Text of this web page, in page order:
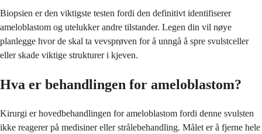
Biopsien er den viktigste testen fordi den definitivt identifiserer
ameloblastom og utelukker andre tilstander. Legen din vil nøye
planlegge hvor de skal ta vevsprøven for å unngå å spre svulstceller
eller skade viktige strukturer i kjeven.
Hva er behandlingen for ameloblastom?
Kirurgi er hovedbehandlingen for ameloblastom fordi denne svulsten
ikke reagerer på medisiner eller strålebehandling. Målet er å fjerne hele